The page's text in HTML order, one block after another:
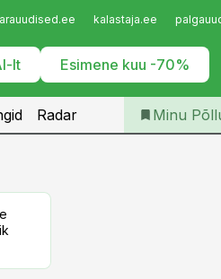
kalastaja.ee
lt Esimene kuu -70%
Telli
Radar Minu